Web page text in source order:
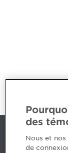
Nous joindre
des
Nous et
de